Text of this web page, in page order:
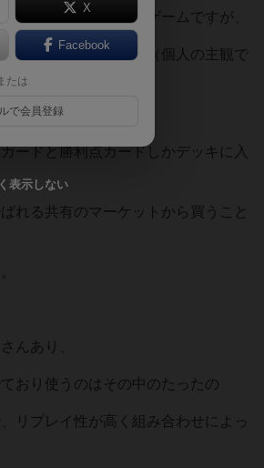
ドゲームの方が近いゲームですが、
っておきたいゲーム（個人の主観で
ードと勝利点カードしかデッキに入
れる共有のマーケットから買うこと
んあり、
おり使うのはその中のたったの
リプレイ性が高く組み合わせによっ
X
Facebook
たは
で会員登録
表示しない